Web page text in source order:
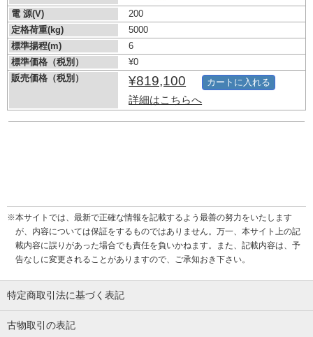
電 源(V)
200
定格荷重(kg)
5000
標準揚程(m)
6
標準価格（税別）
¥0
販売価格（税別）
¥819,100
詳細はこちらへ
カートに入れる
※本サイトでは、最新で正確な情報を記載するよう最善の努力をいたします
が、内容については保証をするものではありません。万一、本サイト上の記
載内容に誤りがあった場合でも責任を負いかねます。また、記載内容は、予
告なしに変更されることがありますので、ご承知おき下さい。
特定商取引法に基づく表記
古物取引の表記